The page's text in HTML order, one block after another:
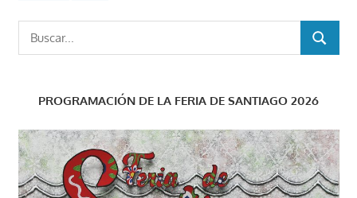
Buscar:
BUSCAR
PROGRAMACIÓN DE LA FERIA DE SANTIAGO 2026